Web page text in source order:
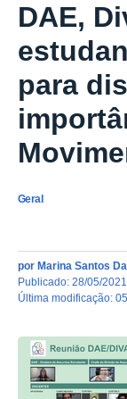
DAE,
para
Geral
por Marina Santos
publicado: 28/05/
última modificação: